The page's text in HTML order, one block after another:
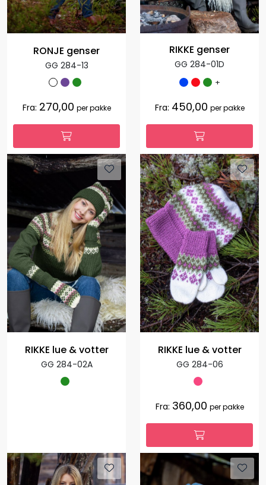
RONJE genser
GG 284-13
Fra: 270,00 per pakke
RIKKE genser
GG 284-01D
+
Fra: 450,00 per pakke
RIKKE lue & votter
GG 284-02A
RIKKE lue & votter
GG 284-06
Fra: 360,00 per pakke